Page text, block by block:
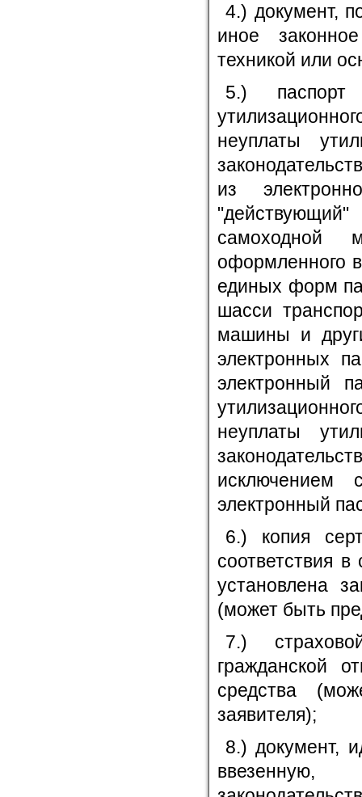
4.) документ,
иное
техникой или
5.)
неуплаты
из
самоходной
оформленного
единых форм
шасси
машины и
электронных
электронный
неуплаты
исключением
электронный
6.) копия
соответствия
установлена
(может быть
7.)
гражданской
средства
заявителя);
8.) документ,